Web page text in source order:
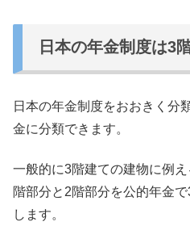
日本の年金制度は3
日本の年金制度をおおきく分
金に分類できます。
一般的に3階建ての建物に例え
階部分と2階部分を公的年金
します。